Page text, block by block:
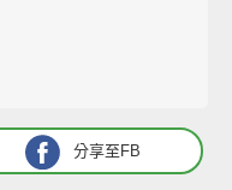
分享至FB